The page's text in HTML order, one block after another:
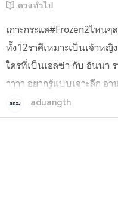
ดวงทั่วไป
เกาะกระแส#Frozen2ไหน
ทั้ง12ราศีเหมาะเป็นเจ้าห
ใครที่เป็นเอลซ่า กับ อันนา
าาาา อยากรู้แบบเจาะลึก อ่
เป็นเจ้าหญิงดิสนีย์คนไหน .
ที่ 16–30 พ.ย. 2562 โดย
aduangth